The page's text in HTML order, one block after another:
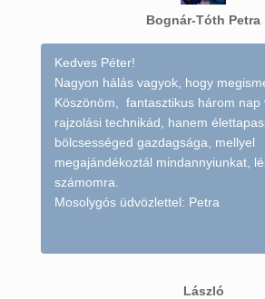
Bognár-Tóth Petra
Kedves Péter!
Nagyon hálás vagyok, hogy
Köszönöm, fantasztikus három nap
rajzolási technikád, hanem
bölcsességed gazdagsága, mellyel
megajándékoztál mindannyiunkat,
számomra.
Mosolygós üdvözlettel: Petra
László